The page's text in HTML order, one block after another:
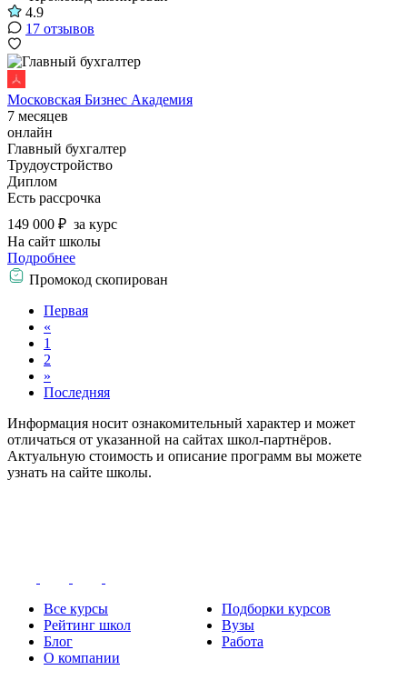
4.9
17 отзывов
Московская Бизнес Академия
7 месяцев
онлайн
Главный бухгалтер
Трудоустройство
Диплом
Есть рассрочка
149 000 ₽ за курс
На сайт школы
Подробнее
Промокод скопирован
Первая
«
1
2
»
Последняя
Информация носит ознакомительный характер и может
отличаться от указанной на сайтах школ-партнёров.
Актуальную стоимость и описание программ вы можете
узнать на сайте школы.
Все курсы
Подборки курсов
Рейтинг школ
Вузы
Блог
Работа
О компании